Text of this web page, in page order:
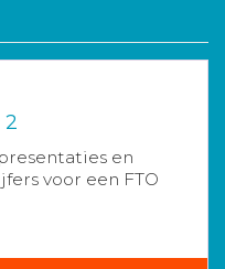
en
voor een FTO